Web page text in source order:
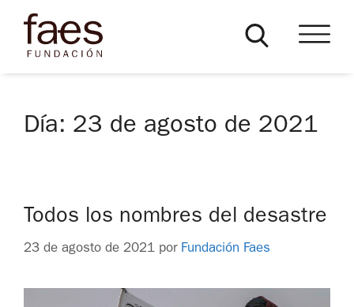
Día: 23 de agosto de 2021
Todos los nombres del desastre
23 de agosto de 2021 por Fundación Faes